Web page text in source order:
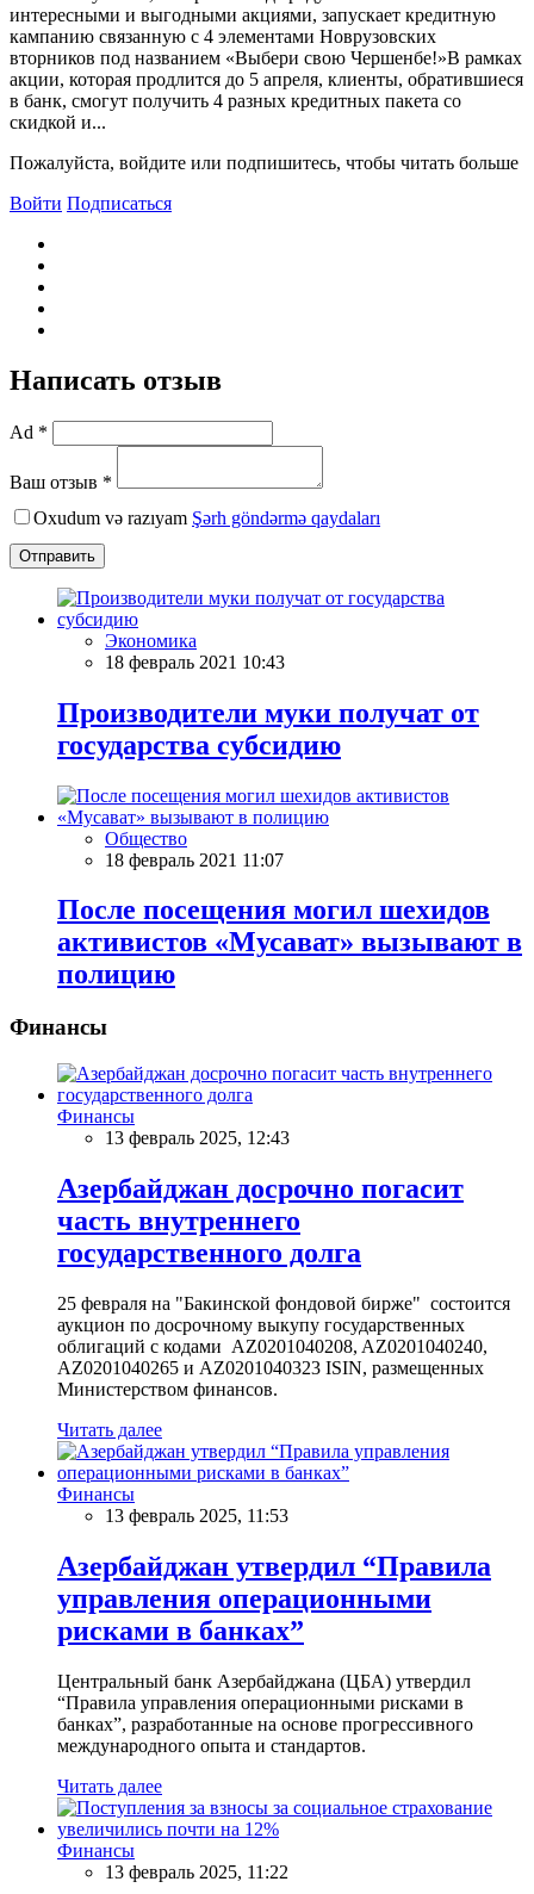
интересными и выгодными акциями, запускает кредитную
кампанию связанную с 4 элементами Новрузовских
вторников под названием «Выбери свою Чершенбе!»В рамках
акции, которая продлится до 5 апреля, клиенты, обратившиеся
в банк, смогут получить 4 разных кредитных пакета со
скидкой и...
Пожалуйста, войдите или подпишитесь, чтобы читать больше
Войти Подписаться
Написать отзыв
Ad *
Ваш отзыв *
Oxudum və razıyam Şərh göndərmə qaydaları
Отправить
Экономика
18 февраль 2021 10:43
Производители муки получат от
государства субсидию
Общество
18 февраль 2021 11:07
После посещения могил шехидов
активистов «Мусават» вызывают в
полицию
Финансы
Финансы
13 февраль 2025, 12:43
Азербайджан досрочно погасит
часть внутреннего
государственного долга
25 февраля на "Бакинской фондовой бирже" состоится
аукцион по досрочному выкупу государственных
облигаций с кодами AZ0201040208, AZ0201040240,
AZ0201040265 и AZ0201040323 ISIN, размещенных
Министерством финансов.
Читать далее
Финансы
13 февраль 2025, 11:53
Азербайджан утвердил “Правила
управления операционными
рисками в банках”
Центральный банк Азербайджана (ЦБА) утвердил
“Правила управления операционными рисками в
банках”, разработанные на основе прогрессивного
международного опыта и стандартов.
Читать далее
Финансы
13 февраль 2025, 11:22